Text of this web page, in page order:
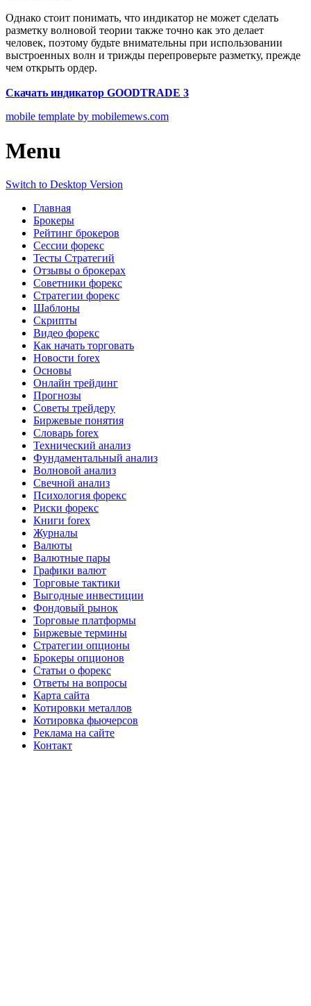
Однако стоит понимать, что индикатор не может сделать
разметку волновой теории также точно как это делает
человек, поэтому будьте внимательны при использовании
выстроенных волн и трижды перепроверьте разметку, прежде
чем открыть ордер.
Скачать индикатор GOODTRADE 3
mobile template by mobilemews.com
Menu
Switch to Desktop Version
Главная
Брокеры
Рейтинг брокеров
Сессии форекс
Тесты Стратегий
Отзывы о брокерах
Советники форекс
Стратегии форекс
Шаблоны
Скрипты
Видео форекс
Как начать торговать
Новости forex
Основы
Онлайн трейдинг
Прогнозы
Советы трейдеру
Биржевые понятия
Словарь forex
Технический анализ
Фундаментальный анализ
Волновой анализ
Свечной анализ
Психология форекс
Риски форекс
Книги forex
Журналы
Валюты
Валютные пары
Графики валют
Торговые тактики
Выгодные инвестиции
Фондовый рынок
Торговые платформы
Биржевые термины
Стратегии опционы
Брокеры опционов
Статьи о форекс
Ответы на вопросы
Карта сайта
Котировки металлов
Котировка фьючерсов
Реклама на сайте
Контакт